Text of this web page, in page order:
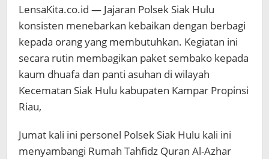
LensaKita.co.id — Jajaran Polsek Siak Hulu
konsisten menebarkan kebaikan dengan berbagi
kepada orang yang membutuhkan. Kegiatan ini
secara rutin membagikan paket sembako kepada
kaum dhuafa dan panti asuhan di wilayah
Kecematan Siak Hulu kabupaten Kampar Propinsi
Riau,
Jumat kali ini personel Polsek Siak Hulu kali ini
menyambangi Rumah Tahfidz Quran Al-Azhar